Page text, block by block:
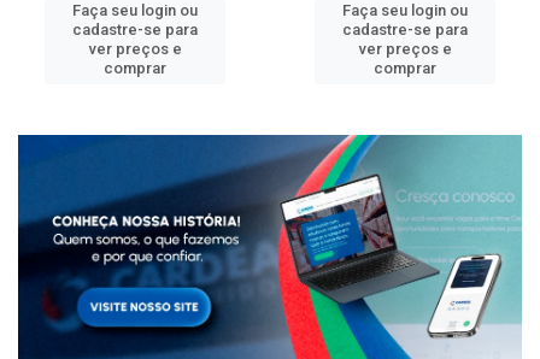
Faça seu login ou
cadastre-se para
ver preços e
comprar
Faça seu login ou
cadastre-se para
ver preços e
comprar